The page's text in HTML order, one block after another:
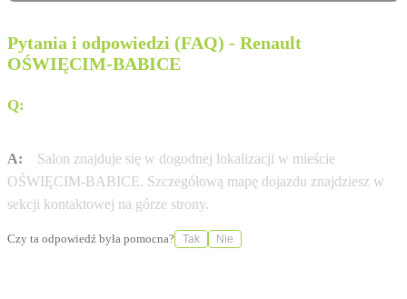
Pytania i odpowiedzi (FAQ) - Renault
OŚWIĘCIM-BABICE
Q:
A:
Salon znajduje się w dogodnej lokalizacji w mieście
OŚWIĘCIM-BABICE. Szczegółową mapę dojazdu znajdziesz w
sekcji kontaktowej na górze strony.
Czy ta odpowiedź była pomocna? Tak Nie